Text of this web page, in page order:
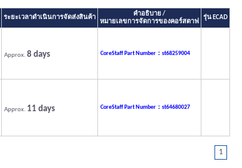
ระยะเวลาดำเนินการจัดส่งสินค้า
คำอธิบาย /
หมายเลขการจัดการของคอร์สตาฟ
รุ่น ECAD
Approx. 8 days CoreStaff Part Number：st68259004
Approx. 11 days CoreStaff Part Number：st64680027
1